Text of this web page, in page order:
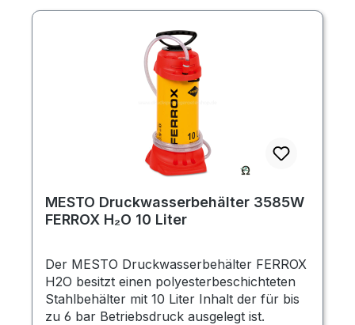
MESTO Druckwasserbehälter 3585W
FERROX H₂O 10 Liter
Der MESTO Druckwasserbehälter FERROX
H2O besitzt einen polyesterbeschichteten
Stahlbehälter mit 10 Liter Inhalt der für bis
zu 6 bar Betriebsdruck ausgelegt ist.